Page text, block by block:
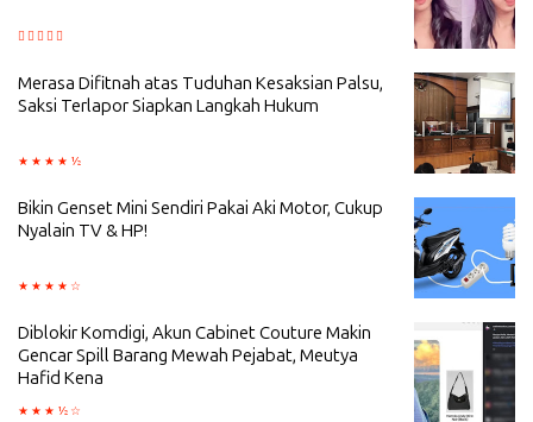
Merasa Difitnah atas Tuduhan Kesaksian Palsu,
Saksi Terlapor Siapkan Langkah Hukum
Bikin Genset Mini Sendiri Pakai Aki Motor, Cukup
Nyalain TV & HP!
Diblokir Komdigi, Akun Cabinet Couture Makin
Gencar Spill Barang Mewah Pejabat, Meutya
Hafid Kena